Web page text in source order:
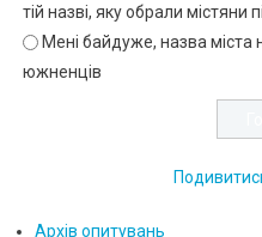
тій назві, яку обрали містяни
Мені байдуже, назва міста
южненців
Архів опитувань